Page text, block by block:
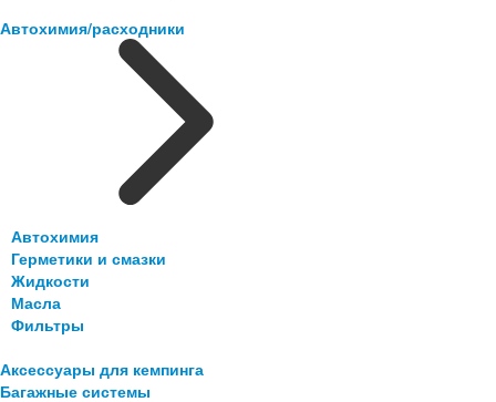
Автохимия/расходники
Автохимия
Герметики и смазки
Жидкости
Масла
Фильтры
Аксессуары для кемпинга
Багажные системы